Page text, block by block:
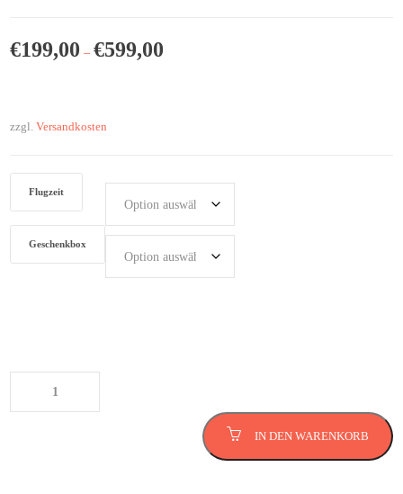
€199,00 –€599,00
zzgl.Versandkosten
Flugzeit
Geschenkbox
IN DEN WARENKORB